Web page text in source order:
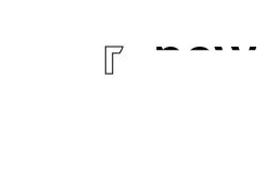
re new